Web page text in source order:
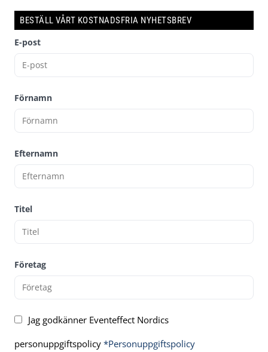
BESTÄLL VÅRT KOSTNADSFRIA NYHETSBREV
E-post
Förnamn
Efternamn
Titel
Företag
Jag godkänner Eventeffect Nordics
personuppgiftspolicy *Personuppgiftspolicy